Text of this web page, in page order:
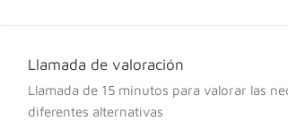
Llamada de valoración
Llamada de 15 minutos para valorar las
diferentes alternativas